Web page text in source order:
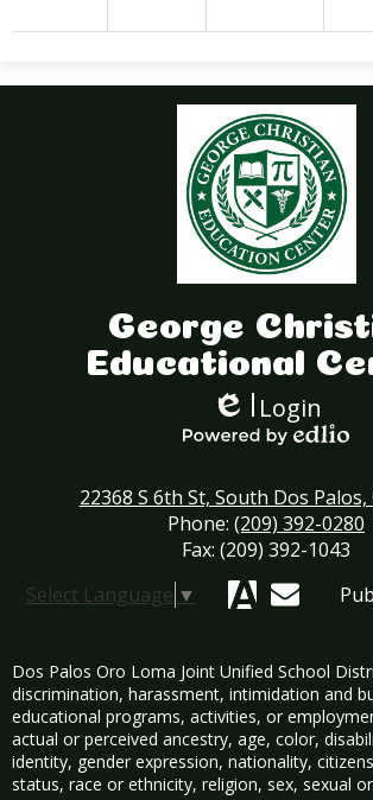
George
Educational
Edlio
Login
22368 S 6th St, South Dos Palos,
Phone: (209) 392-0280
Fax: (209) 392-1043
Select Language ▼
Dos Palos Oro Loma Joint Unified School
discrimination, harassment, intimidation and
educational programs, activities, or
actual or perceived ancestry, age, color,
identity, gender expression, nationality,
status, race or ethnicity, religion, sex, sexual